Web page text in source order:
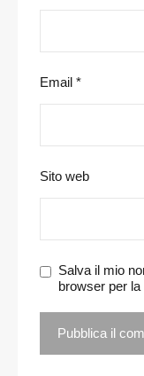
Email *
Sito web
Salva il mio
browser per